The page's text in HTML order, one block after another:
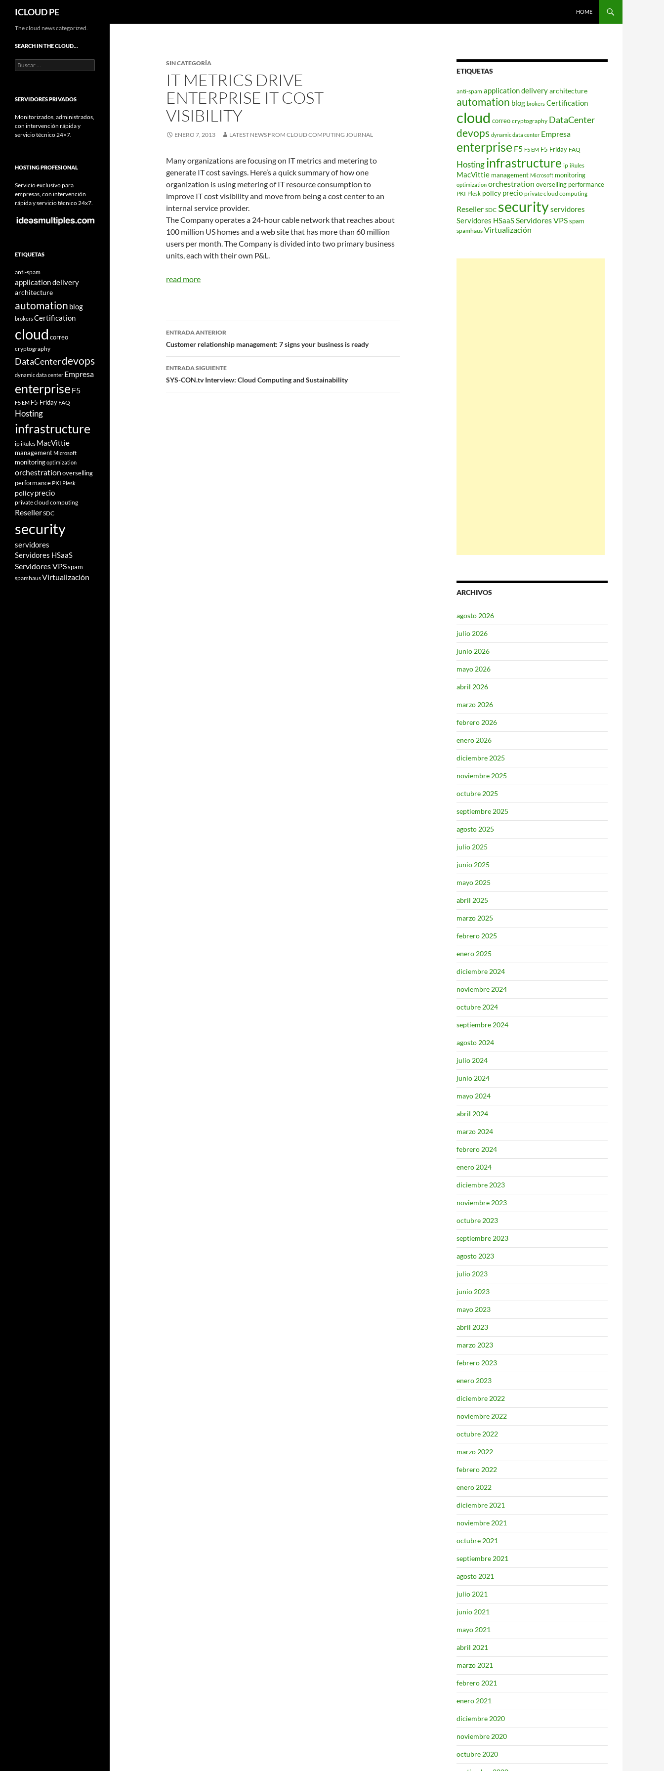
Saltar
contenido
ICLOUD PE HOME
SIN CATEGORÍA
IT METRICS DRIVE
ENTERPRISE IT COST
VISIBILITY
ENERO 7, 2013 LATEST NEWS FROM CLOUD COMPUTING JOURNAL
Many organizations are focusing on IT metrics and metering to
generate IT cost savings. Here’s a quick summary of how one
organization is using metering of IT resource consumption to
improve IT cost visibility and move from being a cost center to an
internal service provider.
The Company operates a 24-hour cable network that reaches about
100 million US homes and a web site that has more than 60 million
users per month. The Company is divided into two primary business
units, each with their own P&L.
read more
Navegador
de
entradas
ENTRADA ANTERIOR
Customer relationship management: 7 signs your business is ready
ENTRADA SIGUIENTE
SYS-CON.tv Interview: Cloud Computing and Sustainability
ETIQUETAS
anti-spam application deliveryarchitecture
automation blog brokers Certification
cloud correo cryptography DataCenter
devops dynamic data center Empresa
enterprise F5 F5 EM F5 Friday FAQ
Hostinginfrastructure ip iRules
MacVittie management Microsoft monitoring
optimization orchestration overselling performance
PKI Plesk policy precio private cloud computing
Reseller SDC securityservidores
Servidores HSaaSServidores VPSspam
spamhaus Virtualización
ARCHIVOS
agosto 2026
julio 2026
junio 2026
mayo 2026
abril 2026
marzo 2026
febrero 2026
enero 2026
diciembre 2025
noviembre 2025
octubre 2025
septiembre 2025
agosto 2025
julio 2025
junio 2025
mayo 2025
abril 2025
marzo 2025
febrero 2025
enero 2025
diciembre 2024
noviembre 2024
octubre 2024
septiembre 2024
agosto 2024
julio 2024
junio 2024
mayo 2024
abril 2024
marzo 2024
febrero 2024
enero 2024
diciembre 2023
noviembre 2023
octubre 2023
septiembre 2023
agosto 2023
julio 2023
junio 2023
mayo 2023
abril 2023
marzo 2023
febrero 2023
enero 2023
diciembre 2022
noviembre 2022
octubre 2022
marzo 2022
febrero 2022
enero 2022
diciembre 2021
noviembre 2021
octubre 2021
septiembre 2021
agosto 2021
julio 2021
junio 2021
mayo 2021
abril 2021
marzo 2021
febrero 2021
enero 2021
diciembre 2020
noviembre 2020
octubre 2020
The cloud news categorized.
SEARCH IN THE CLOUD…
Buscar:
SERVIDORES PRIVADOS
Monitorizados, administrados,
con intervención rápida y
servicio técnico 24×7.
HOSTING PROFESIONAL
Servicio exclusivo para
empresas, con intervención
rápida y servicio técnico 24x7.
ETIQUETAS
anti-spam
application delivery
architecture
automation blog
brokersCertification
cloud correo
cryptography
DataCenterdevops
dynamic data center Empresa
enterprise F5
F5 EM F5 Friday FAQ
Hosting
infrastructure
ipiRules MacVittie
management Microsoft
monitoringoptimization
orchestrationoverselling
performance PKI Plesk
policyprecio
private cloud computing
ResellerSDC
security
servidores
Servidores HSaaS
Servidores VPSspam
spamhausVirtualización